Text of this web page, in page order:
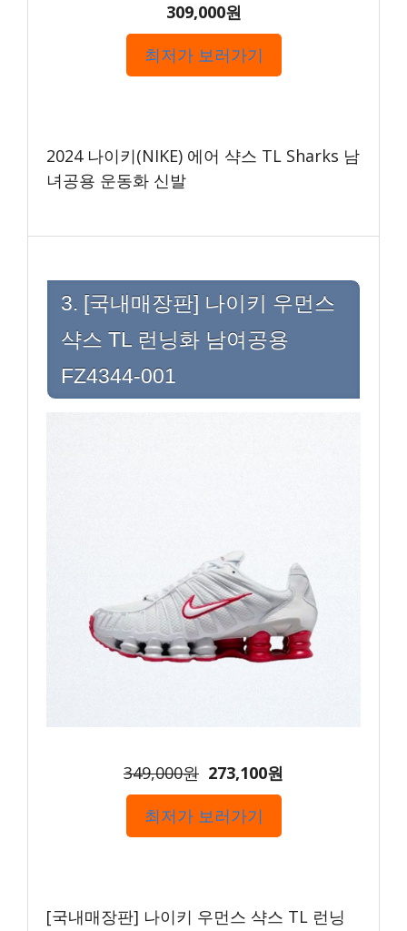
309,000원
최저가 보러가기
2024 나이키(NIKE) 에어 샥스 TL Sharks 남
녀공용 운동화 신발
3. [국내매장판] 나이키 우먼스
샥스 TL 런닝화 남여공용
FZ4344-001
349,000원 273,100원
최저가 보러가기
[국내매장판] 나이키 우먼스 샥스 TL 런닝